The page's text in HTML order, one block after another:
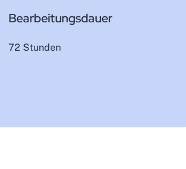
Bearbeitungsdauer
72 Stunden